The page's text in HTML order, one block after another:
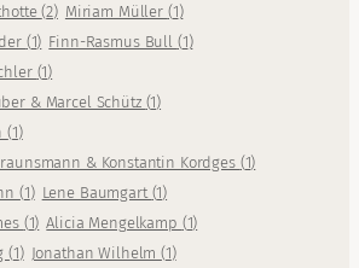
(2) Miriam Müller (1)
(1) Finn-Rasmus Bull (1)
(1)
& Marcel Schütz (1)
(1)
& Konstantin Kordges (1)
(1) Lene Baumgart (1)
(1) Alicia Mengelkamp (1)
(1) Jonathan Wilhelm(1)